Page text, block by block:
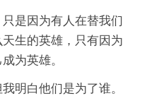
是因为有人在替我们
生的英雄，只有因为
为英雄。
明白他们是为了谁。